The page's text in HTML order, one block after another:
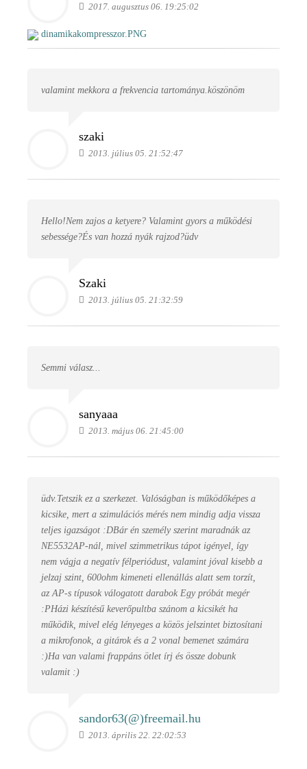
2017. augusztus 06. 19:25:02
dinamikakompresszor.PNG
valamint mekkora a frekvencia tartománya.köszönöm
szaki
2013. július 05. 21:52:47
Hello!Nem zajos a ketyere? Valamint gyors a működési
sebessége?És van hozzá nyák rajzod?üdv
Szaki
2013. július 05. 21:32:59
Semmi válasz...
sanyaaa
2013. május 06. 21:45:00
üdv.Tetszik ez a szerkezet. Valóságban is működőképes a
kicsike, mert a szimulációs mérés nem mindig adja vissza
teljes igazságot :DBár én személy szerint maradnák az
NE5532AP-nál, mivel szimmetrikus tápot igényel, így
nem vágja a negatív félperiódust, valamint jóval kisebb a
jelzaj szint, 600ohm kimeneti ellenállás alatt sem torzít,
az AP-s típusok válogatott darabok Egy próbát megér
:PHázi készítésű keverőpultba szánom a kicsikét ha
működik, mivel elég lényeges a közös jelszintet biztosítani
a mikrofonok, a gitárok és a 2 vonal bemenet számára
:)Ha van valami frappáns ötlet írj és össze dobunk
valamit :)
sandor63(@)freemail.hu
2013. április 22. 22:02:53